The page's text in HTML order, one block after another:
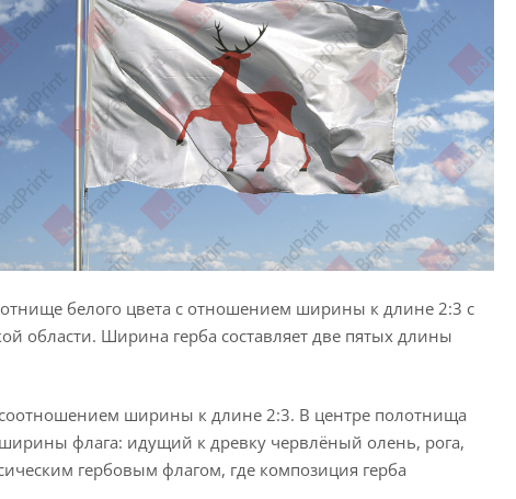
белого цвета с отношением ширины к длине 2:3 с
области. Ширина герба составляет две пятых длины
ширины к длине 2:3. В центре полотнища
флага: идущий к древку червлёный олень, рога,
гербовым флагом, где композиция герба